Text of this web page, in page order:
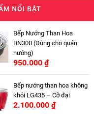
NỔI BẬT
Bếp Nướng Than Hoa
BN300 (Dùng cho quán
nướng)
950.000 ₫
Bếp nướng than hoa không
khói LG435 – Cỡ đại
2.100.000 ₫